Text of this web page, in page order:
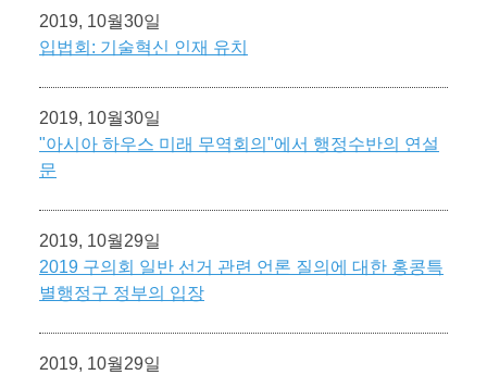
2019, 10월30일
입법회: 기술혁신 인재 유치
2019, 10월30일
"아시아 하우스 미래 무역회의"에서 행정수반의 연설
문
2019, 10월29일
2019 구의회 일반 선거 관련 언론 질의에 대한 홍콩특
별행정구 정부의 입장
2019, 10월29일